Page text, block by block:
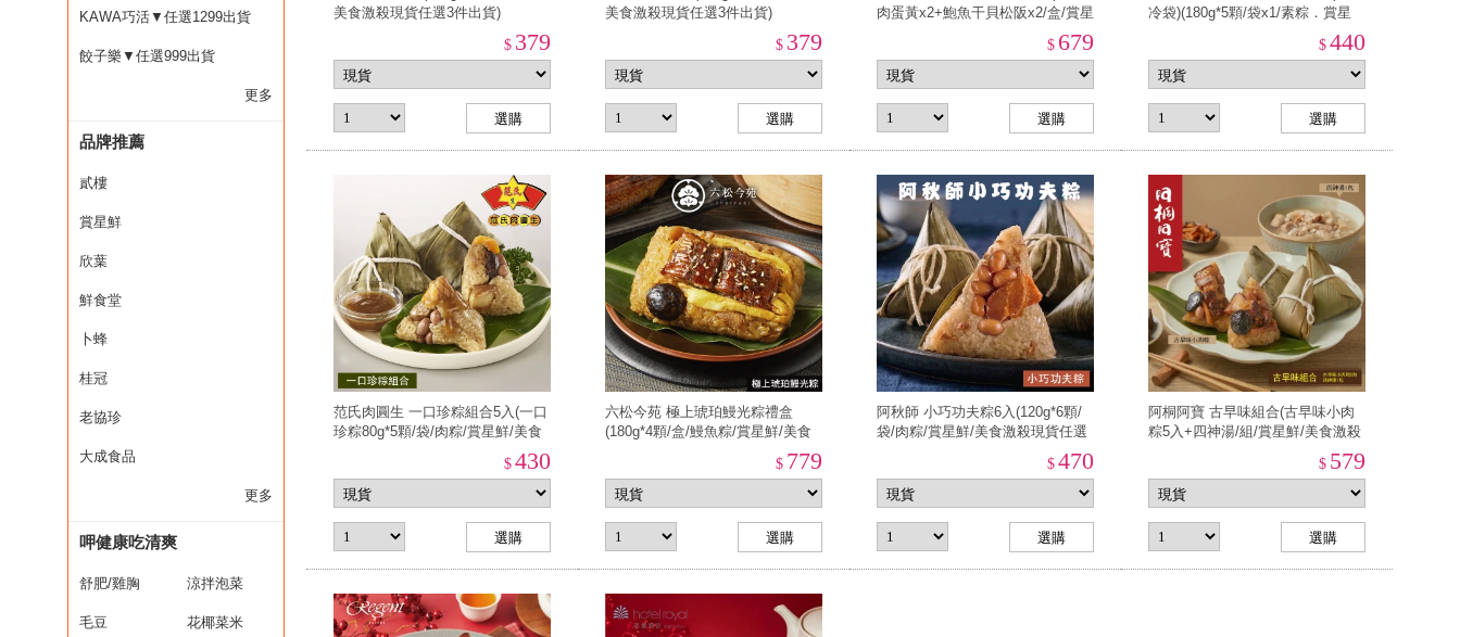
KAWA巧活▼任選1299出貨
餃子樂▼任選999出貨
更多
品牌推薦
貳樓
賞星鮮
欣葉
鮮食堂
卜蜂
桂冠
老協珍
大成食品
更多
呷健康吃清爽
舒肥/雞胸 涼拌泡菜
毛豆 花椰菜米
美食激殺現貨任選3件出貨)
$ 379
美食激殺現貨任選3件出貨)
$ 379
肉蛋黃x2+鮑魚干貝松阪x2/盒/賞星
鮮/美食激殺現貨任選3件出貨)
$ 679
冷袋)(180g*5顆/袋x1/素粽．賞星
$ 440
范氏肉圓生 一口珍粽組合5入(一口
珍粽80g*5顆/袋/肉粽/賞星鮮/美食
$ 430
六松今苑 極上琥珀鰻光粽禮盒
(180g*4顆/盒/鰻魚粽/賞星鮮/美食
$ 779
阿秋師 小巧功夫粽6入(120g*6顆/
袋/肉粽/賞星鮮/美食激殺現貨任選
$ 470
阿桐阿寶 古早味組合(古早味小肉
粽5入+四神湯/組/賞星鮮/美食激殺
$ 579